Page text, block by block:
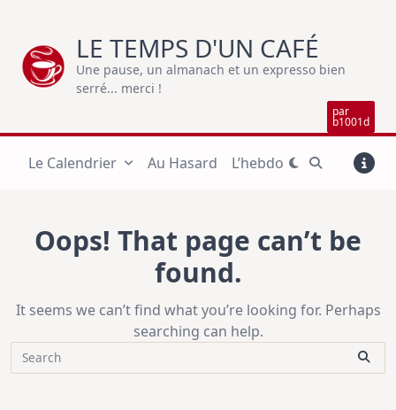
content
LE TEMPS D'UN CAFÉ
Une pause, un almanach et un expresso bien
serré... merci !
par
b1001d
Le Calendrier Au Hasard L’hebdo
Oops! That page can’t be
found.
It seems we can’t find what you’re looking for. Perhaps
searching can help.
Search